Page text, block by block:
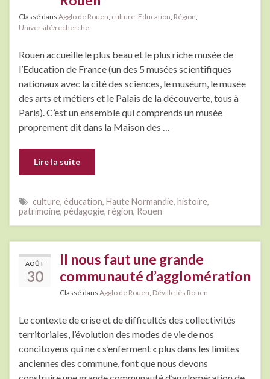
Classé dans Agglo de Rouen, culture, Education, Région,
Université/recherche
Rouen accueille le plus beau et le plus riche musée de
l’Education de France (un des 5 musées scientifiques
nationaux avec la cité des sciences, le muséum, le musée
des arts et métiers et le Palais de la découverte, tous à
Paris). C’est un ensemble qui comprends un musée
proprement dit dans la Maison des …
Lire la suite
culture, éducation, Haute Normandie, histoire,
patrimoine, pédagogie, région, Rouen
AOÛT
30
Il nous faut une grande
communauté d’agglomération
Classé dans Agglo de Rouen, Déville lès Rouen
Le contexte de crise et de difficultés des collectivités
territoriales, l’évolution des modes de vie de nos
concitoyens qui ne « s’enferment « plus dans les limites
anciennes des commune, font que nous devons